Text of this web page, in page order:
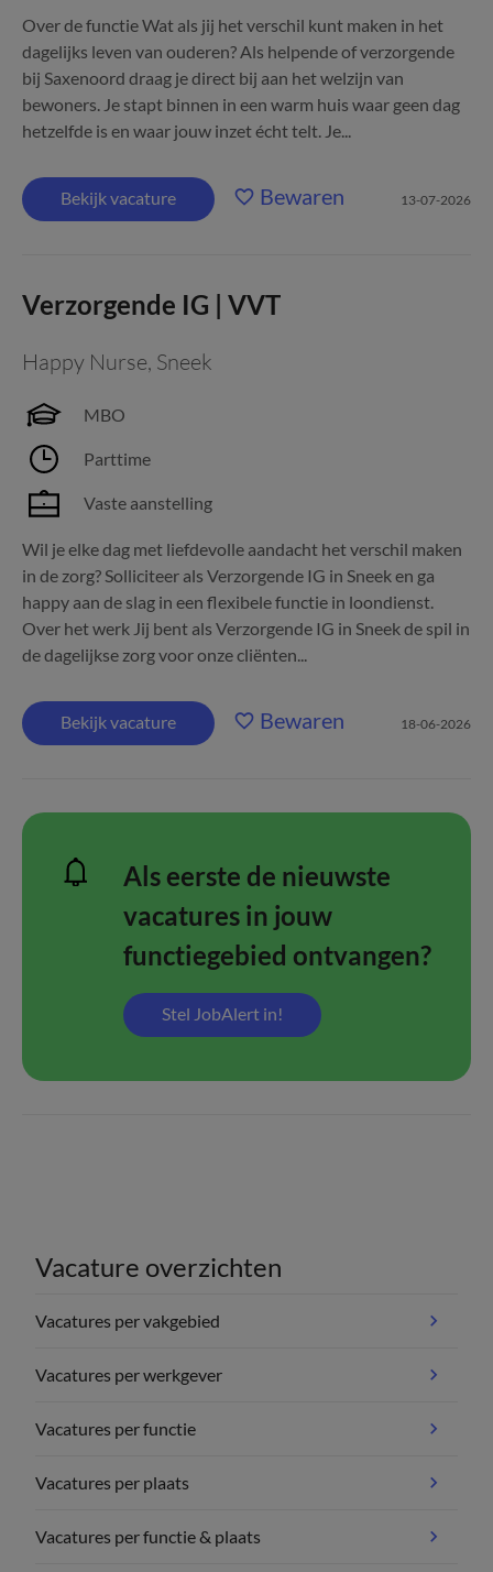
Over de functie Wat als jij het verschil kunt maken in het
dagelijks leven van ouderen? Als helpende of verzorgende
bij Saxenoord draag je direct bij aan het welzijn van
bewoners. Je stapt binnen in een warm huis waar geen dag
hetzelfde is en waar jouw inzet écht telt. Je...
Bekijk vacature Bewaren 13-07-2026
Verzorgende IG | VVT
Happy Nurse, Sneek
MBO
Parttime
Vaste aanstelling
Wil je elke dag met liefdevolle aandacht het verschil maken
in de zorg? Solliciteer als Verzorgende IG in Sneek en ga
happy aan de slag in een flexibele functie in loondienst.
Over het werk Jij bent als Verzorgende IG in Sneek de spil in
de dagelijkse zorg voor onze cliënten...
Bekijk vacature Bewaren 18-06-2026
Als eerste de nieuwste
vacatures in jouw
functiegebied ontvangen?
Stel JobAlert in!
Vacature overzichten
Vacatures per vakgebied
Vacatures per werkgever
Vacatures per functie
Vacatures per plaats
Vacatures per functie & plaats